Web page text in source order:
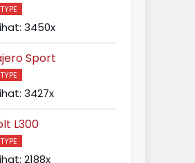
3450x
Sport
3427x
L300
2188x